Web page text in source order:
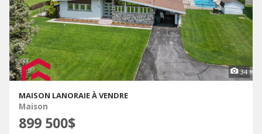
34
MAISON LANORAIE À VENDRE
Maison
899 500$